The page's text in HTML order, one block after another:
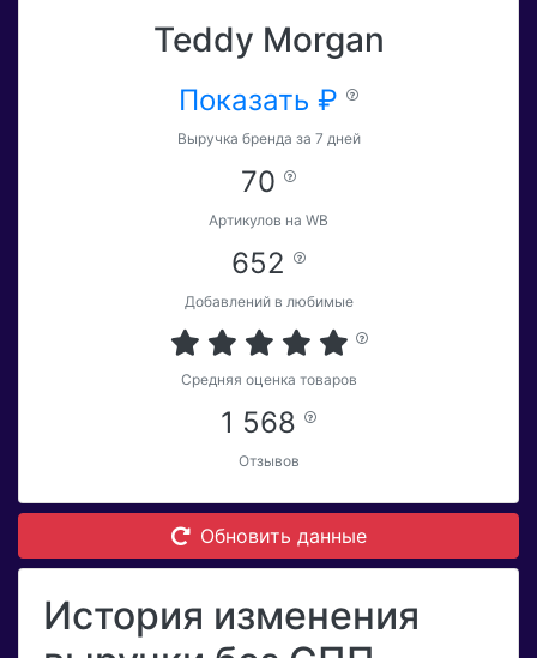
Teddy Morgan
Показать ₽
Выручка бренда за 7 дней
70
Артикулов на WB
652
Добавлений в любимые
Средняя оценка товаров
1 568
Отзывов
Обновить данные
История изменения